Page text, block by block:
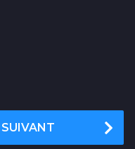
SUIVANT